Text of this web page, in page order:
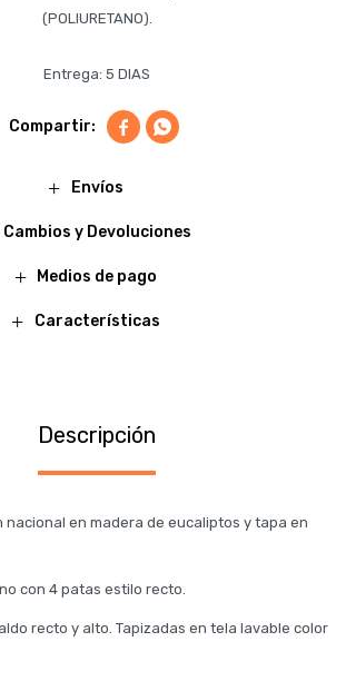
(POLIURETANO).
Entrega: 5 DIAS
 
Envíos
Cambios y Devoluciones
Medios de pago
Características
Descripción
nacional en madera de eucaliptos y tapa en
con 4 patas estilo recto.
recto y alto. Tapizadas en tela lavable color